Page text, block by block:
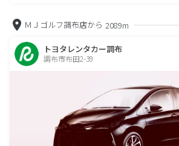
ＭＪゴルフ調布店から 2089m
トヨタレンタカー調布
調布市布田2-39